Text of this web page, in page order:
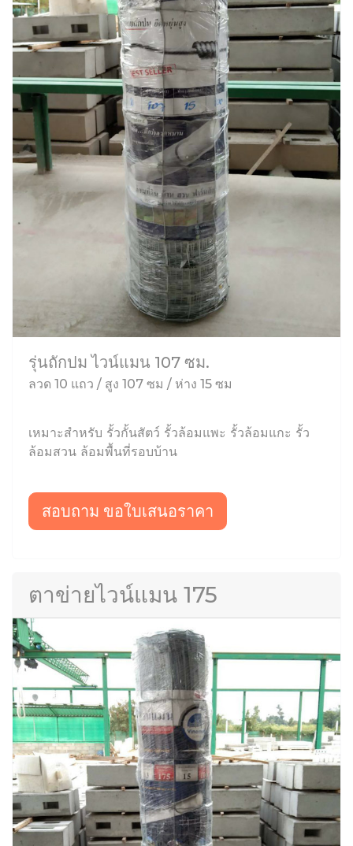
รุ่นถักปม ไวน์แมน 107 ซม.
ลวด 10 แถว / สูง 107 ซม / ห่าง 15 ซม
เหมาะสำหรับ รั้วกั้นสัตว์ รั้วล้อมแพะ รั้วล้อมแกะ รั้ว
ล้อมสวน ล้อมพื้นที่รอบบ้าน
สอบถาม ขอใบเสนอราคา
ตาข่ายไวน์แมน 175